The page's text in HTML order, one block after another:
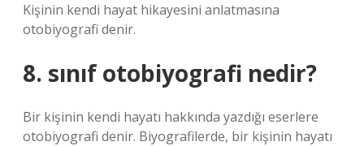
Kişinin kendi hayat hikayesini anlatmasına
otobiyografi denir.
8. sınıf otobiyografi nedir?
Bir kişinin kendi hayatı hakkında yazdığı eserlere
otobiyografi denir. Biyografilerde, bir kişinin hayatı